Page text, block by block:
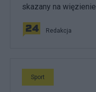
skazany na więzienie
Redakcja
Sport